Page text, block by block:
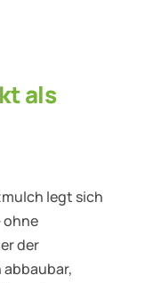
als
legt sich
ohne
der